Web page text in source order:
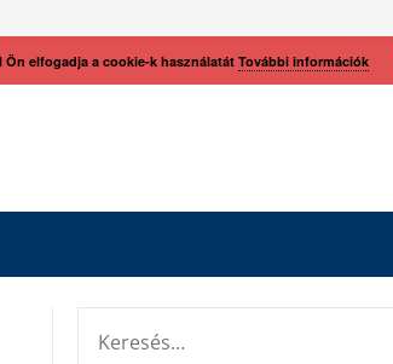
elfogadja a cookie-k használatátTovábbi információk